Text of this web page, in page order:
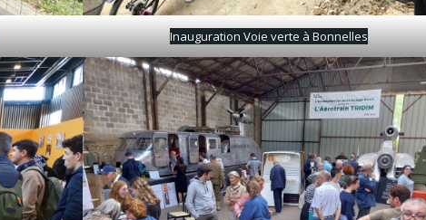
Inauguration Voie verte à Bonnelles